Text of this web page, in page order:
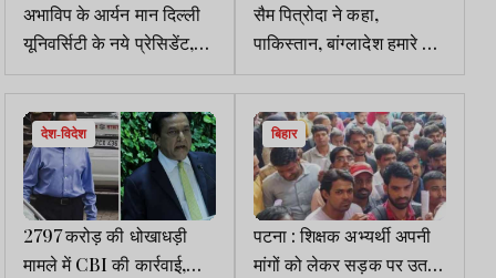
अभाविप के आर्यन मान दिल्ली
यूनिवर्सिटी के नये प्रेसिडेंट,
तीन पदों पर ABVP, एक पर
NSUI का कब्जा
सैम पित्रोदा ने कहा,
पाकिस्तान, बांग्लादेश हमारे घर
जैसा, राहुल की Gen-Z
अपील का समर्थन किया,
भाजपा बरसी
देश-विदेश
2797 करोड़ की धोखाधड़ी
मामले में CBI की कार्रवाई,
बिहार
पटना : शिक्षक अभ्यर्थी अपनी
मांगों को लेकर सड़क पर उतरे,